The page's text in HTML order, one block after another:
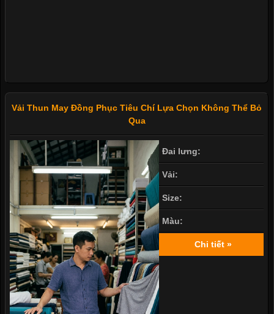
Vải Thun May Đồng Phục Tiêu Chí Lựa Chọn Không Thể Bỏ
Qua
Đai lưng:
Vải:
Size:
Màu:
Chi tiết »